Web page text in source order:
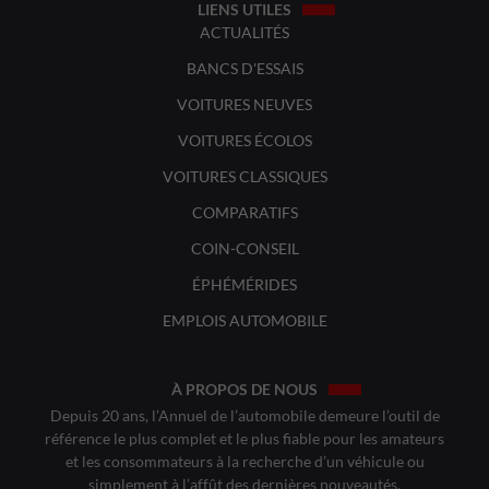
LIENS UTILES
ACTUALITÉS
BANCS D'ESSAIS
VOITURES NEUVES
VOITURES ÉCOLOS
VOITURES CLASSIQUES
COMPARATIFS
COIN-CONSEIL
ÉPHÉMÉRIDES
EMPLOIS AUTOMOBILE
À PROPOS DE NOUS
Depuis 20 ans, l’Annuel de l’automobile demeure l’outil de
référence le plus complet et le plus fiable pour les amateurs
et les consommateurs à la recherche d’un véhicule ou
simplement à l’affût des dernières nouveautés.